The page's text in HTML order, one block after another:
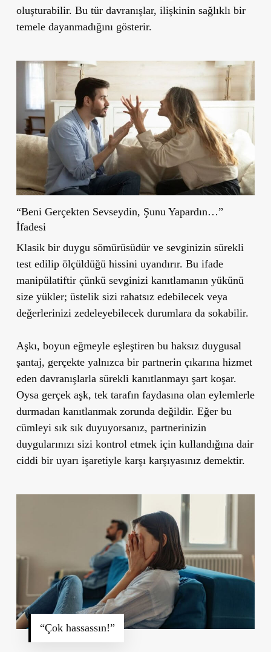
oluşturabilir. Bu tür davranışlar, ilişkinin sağlıklı bir
temele dayanmadığını gösterir.
“Beni Gerçekten Sevseydin, Şunu Yapardın…”
İfadesi
Klasik bir duygu sömürüsüdür ve sevginizin sürekli
test edilip ölçüldüğü hissini uyandırır. Bu ifade
manipülatiftir çünkü sevginizi kanıtlamanın yükünü
size yükler; üstelik sizi rahatsız edebilecek veya
değerlerinizi zedeleyebilecek durumlara da sokabilir.
Aşkı, boyun eğmeyle eşleştiren bu haksız duygusal
şantaj, gerçekte yalnızca bir partnerin çıkarına hizmet
eden davranışlarla sürekli kanıtlanmayı şart koşar.
Oysa gerçek aşk, tek tarafın faydasına olan eylemlerle
durmadan kanıtlanmak zorunda değildir. Eğer bu
cümleyi sık sık duyuyorsanız, partnerinizin
duygularınızı sizi kontrol etmek için kullandığına dair
ciddi bir uyarı işaretiyle karşı karşıyasınız demektir.
“Çok hassassın!”